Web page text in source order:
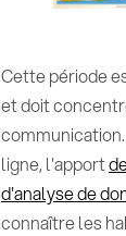
Cette période
et doit
ligne, l'apport
d'analyse de
connaître les